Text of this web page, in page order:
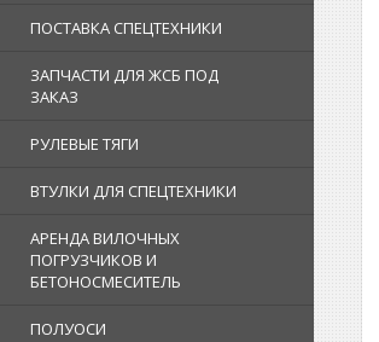
ПОСТАВКА СПЕЦТЕХНИКИ
ЗАПЧАСТИ ДЛЯ ЖСБ ПОД
ЗАКАЗ
РУЛЕВЫЕ ТЯГИ
ВТУЛКИ ДЛЯ СПЕЦТЕХНИКИ
АРЕНДА ВИЛОЧНЫХ
ПОГРУЗЧИКОВ И
БЕТОНОСМЕСИТЕЛЬ
ПОЛУОСИ